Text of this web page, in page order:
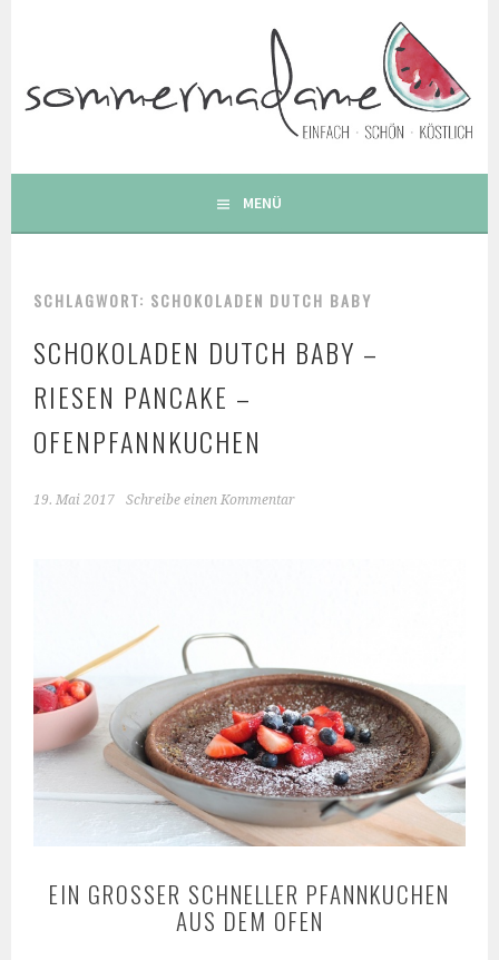
FOODBLOG – GESUNDE LECKERE EINFACHE BUNTE UND
BESONDERE REZEPTE
MENÜ
SCHLAGWORT: SCHOKOLADEN DUTCH BABY
SCHOKOLADEN DUTCH BABY –
RIESEN PANCAKE –
OFENPFANNKUCHEN
19. Mai 2017 Schreibe einen Kommentar
EIN GROSSER SCHNELLER PFANNKUCHEN A
US DEM OFEN